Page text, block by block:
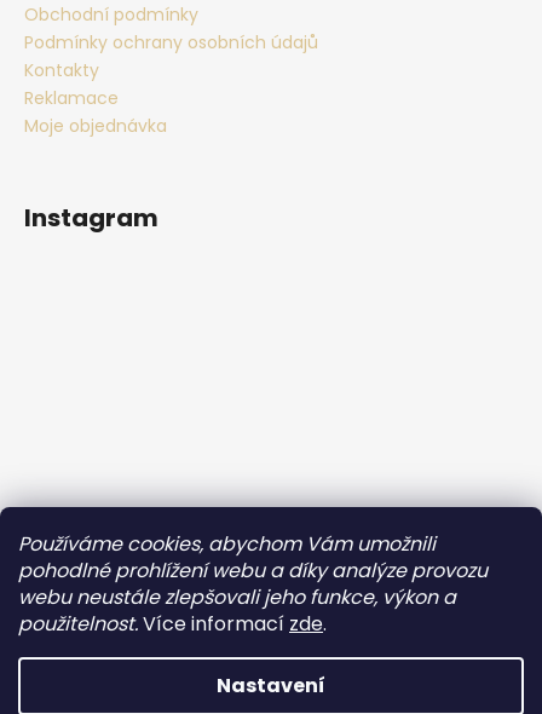
Používáme cookies, abychom Vám umožnili
pohodlné prohlížení webu a díky analýze provozu
webu neustále zlepšovali jeho funkce, výkon a
použitelnost.Více informací zde.
Nastavení
Obchodní podmínky
Podmínky ochrany osobních údajů
Kontakty
Reklamace
Moje objednávka
Instagram
Sledovat na Instagramu
Facebook
Doladěno